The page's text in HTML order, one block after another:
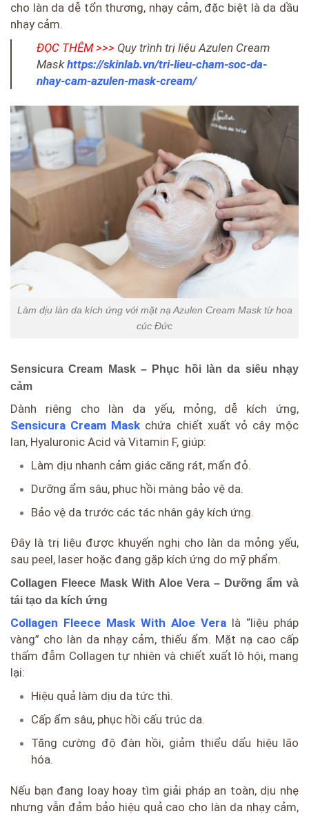
cho làn da dễ tổn thương, nhạy cảm, đặc biệt là da dầu
nhạy cảm.
ĐỌC THÊM >>> Quy trình trị liệu Azulen Cream
Maskhttps://skinlab.vn/tri-lieu-cham-soc-da-
nhay-cam-azulen-mask-cream/
Làm dịu làn da kích ứng với mặt nạ Azulen Cream Mask từ hoa
cúc Đức
Sensicura Cream Mask – Phục hồi làn da siêu nhạy
cảm
Dành riêng cho làn da yếu, mỏng, dễ kích ứng,
Sensicura Cream Mask chứa chiết xuất vỏ cây mộc
lan, Hyaluronic Acid và Vitamin F, giúp:
Làm dịu nhanh cảm giác căng rát, mẩn đỏ.
Dưỡng ẩm sâu, phục hồi màng bảo vệ da.
Bảo vệ da trước các tác nhân gây kích ứng.
Đây là trị liệu được khuyến nghị cho làn da mỏng yếu,
sau peel, laser hoặc đang gặp kích ứng do mỹ phẩm.
Collagen Fleece Mask With Aloe Vera – Dưỡng ẩm và
tái tạo da kích ứng
Collagen Fleece Mask With Aloe Vera là “liệu pháp
vàng” cho làn da nhạy cảm, thiếu ẩm. Mặt nạ cao cấp
thấm đẫm Collagen tự nhiên và chiết xuất lô hội, mang
lại:
Hiệu quả làm dịu da tức thì.
Cấp ẩm sâu, phục hồi cấu trúc da.
Tăng cường độ đàn hồi, giảm thiểu dấu hiệu lão
hóa.
Nếu bạn đang loay hoay tìm giải pháp an toàn, dịu nhẹ
nhưng vẫn đảm bảo hiệu quả cao cho làn da nhạy cảm,